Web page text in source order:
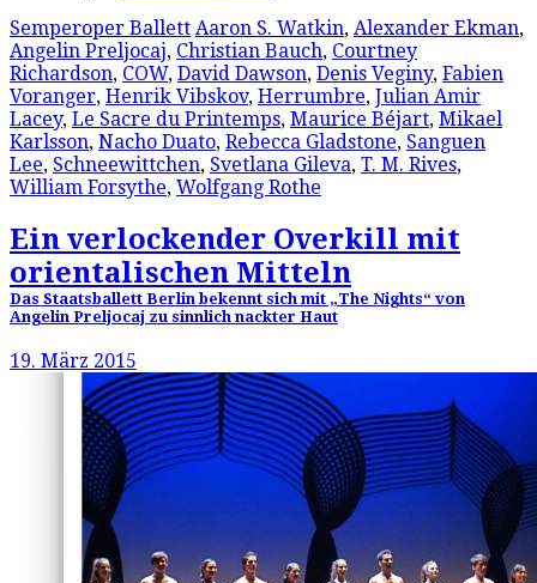
Semperoper Ballett Aaron S. Watkin, Alexander Ekman,
Angelin Preljocaj, Christian Bauch, Courtney
Richardson, COW, David Dawson, Denis Veginy, Fabien
Voranger, Henrik Vibskov, Herrumbre, Julian Amir
Lacey, Le Sacre du Printemps, Maurice Béjart, Mikael
Karlsson, Nacho Duato, Rebecca Gladstone, Sanguen
Lee, Schneewittchen, Svetlana Gileva, T. M. Rives,
William Forsythe, Wolfgang Rothe
Ein verlockender Overkill mit
orientalischen Mitteln
Das Staatsballett Berlin bekennt sich mit „The Nights“ von
Angelin Preljocaj zu sinnlich nackter Haut
19. März 2015